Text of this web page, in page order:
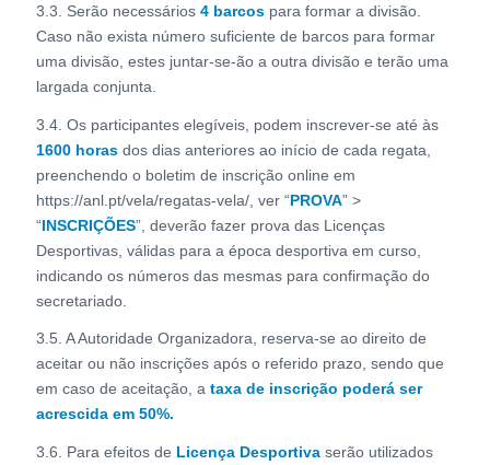
3.3. Serão necessários 4 barcos para formar a divisão.
Caso não exista número suficiente de barcos para formar
uma divisão, estes juntar-se-ão a outra divisão e terão uma
largada conjunta.
3.4. Os participantes elegíveis, podem inscrever-se até às
1600 horas dos dias anteriores ao início de cada regata,
preenchendo o boletim de inscrição online em
https://anl.pt/vela/regatas-vela/, ver “PROVA” >
“INSCRIÇÕES”, deverão fazer prova das Licenças
Desportivas, válidas para a época desportiva em curso,
indicando os números das mesmas para confirmação do
secretariado.
3.5. A Autoridade Organizadora, reserva-se ao direito de
aceitar ou não inscrições após o referido prazo, sendo que
em caso de aceitação, a taxa de inscrição poderá ser
acrescida em 50%.
3.6. Para efeitos de Licença Desportiva serão utilizados